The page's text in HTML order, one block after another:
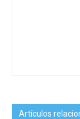
Artículos